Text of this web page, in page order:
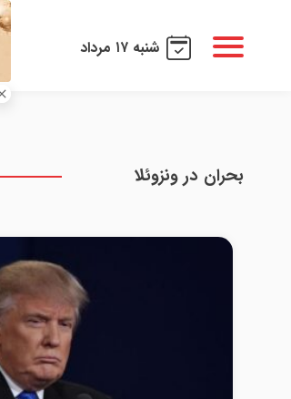
شنبه ۱۷ مرداد
بحران در ونزوئلا